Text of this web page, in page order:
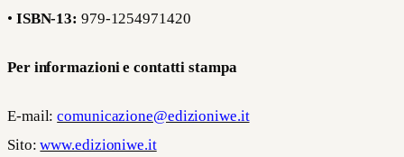
• ISBN-13: 979-1254971420
Per informazioni e contatti stampa
E-mail:comunicazione@edizioniwe.it
Sito:www.edizioniwe.it